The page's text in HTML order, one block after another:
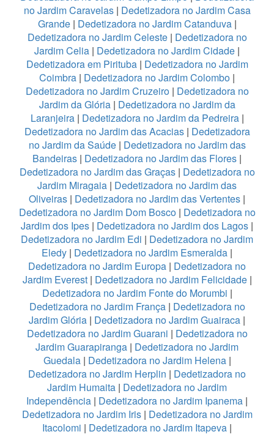
no Jardim Caravelas| Dedetizadora no Jardim Casa
Grande| Dedetizadora no Jardim Catanduva|
Dedetizadora no Jardim Celeste| Dedetizadora no
Jardim Celia | Dedetizadora no Jardim Cidade |
Dedetizadora em Pirituba| Dedetizadora no Jardim
Coimbra | Dedetizadora no Jardim Colombo |
Dedetizadora no Jardim Cruzeiro| Dedetizadora no
Jardim da Glória| Dedetizadora no Jardim da
Laranjeira| Dedetizadora no Jardim da Pedreira|
Dedetizadora no Jardim das Acacias| Dedetizadora
no Jardim da Saúde| Dedetizadora no Jardim das
Bandeiras | Dedetizadora no Jardim das Flores |
Dedetizadora no Jardim das Graças| Dedetizadora no
Jardim Miragaia | Dedetizadora no Jardim das
Oliveiras | Dedetizadora no Jardim das Vertentes |
Dedetizadora no Jardim Dom Bosco| Dedetizadora no
Jardim dos Ipes | Dedetizadora no Jardim dos Lagos |
Dedetizadora no Jardim Edi | Dedetizadora no Jardim
Eledy | Dedetizadora no Jardim Esmeralda |
Dedetizadora no Jardim Europa | Dedetizadora no
Jardim Everest| Dedetizadora no Jardim Felicidade|
Dedetizadora no Jardim Fonte do Morumbi |
Dedetizadora no Jardim França| Dedetizadora no
Jardim Glória | Dedetizadora no Jardim Guairaca |
Dedetizadora no Jardim Guarani | Dedetizadora no
Jardim Guarapiranga | Dedetizadora no Jardim
Guedala| Dedetizadora no Jardim Helena|
Dedetizadora no Jardim Herplin | Dedetizadora no
Jardim Humaita | Dedetizadora no Jardim
Independência | Dedetizadora no Jardim Ipanema |
Dedetizadora no Jardim Iris| Dedetizadora no Jardim
Itacolomi | Dedetizadora no Jardim Itapeva |